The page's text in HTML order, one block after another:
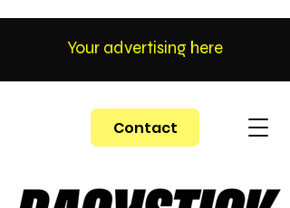
Contact
Your advertising here